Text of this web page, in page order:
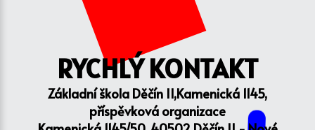
RYCHLÝ KONTAKT
Základní škola Děčín II,Kamenická 1145,
příspěvková organizace